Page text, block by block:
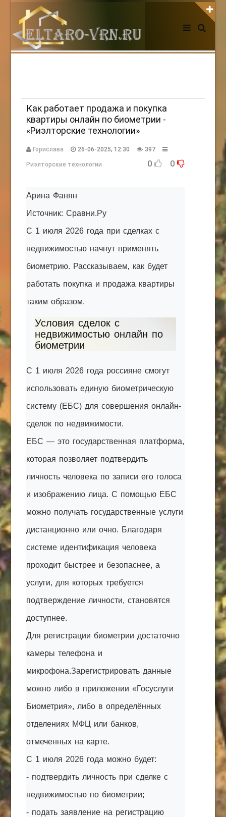
АВТОРИЗАЦИЯ НА САЙТЕ
Регистрация
НОВОСТИ СЕГОДНЯ
Edgarpo26@gmail.com
axin.ed@yandex.ru
yrikf40@gmail.com
Eltaro-Vrn.ru
@Edgarpo36
Как работает продажа и покупка
квартиры онлайн по биометрии -
«Риэлторские технологии»
Горислава 26-06-2025, 12:30 397
Риэлторские технологии 0 0
Арина Фанян
Источник: Сравни.Ру
С 1 июля 2026 года при сделках с
недвижимостью начнут применять
биометрию. Рассказываем‚ как будет
работать покупка и продажа квартиры
таким образом.
Условия сделок с
недвижимостью онлайн по
биометрии
С 1 июля 2026 года россияне смогут
использовать единую биометрическую
систему (ЕБС) для совершения онлайн-
сделок по недвижимости.
ЕБС — это государственная платформа,
которая позволяет подтвердить
личность человека по записи его голоса
и изображению лица. С помощью ЕБС
можно получать государственные услуги
дистанционно или очно. Благодаря
системе идентификация человека
проходит быстрее и безопаснее, а
услуги, для которых требуется
подтверждение личности, становятся
доступнее.
Для регистрации биометрии достаточно
камеры телефона и
микрофона.Зарегистрировать данные
можно либо в приложении «Госуслуги
Биометрия», либо в определённых
отделениях МФЦ или банков,
отмеченных на карте.
С 1 июля 2026 года можно будет:
- подтвердить личность при сделке с
недвижимостью по биометрии;
- подать заявление на регистрацию